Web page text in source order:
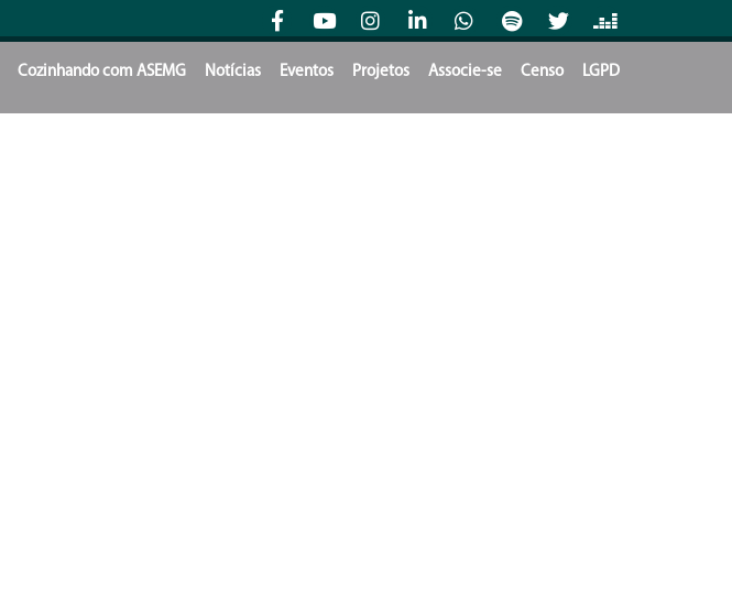
Cozinhando com ASEMG Notícias Eventos Projetos Associe-se Censo LGPD